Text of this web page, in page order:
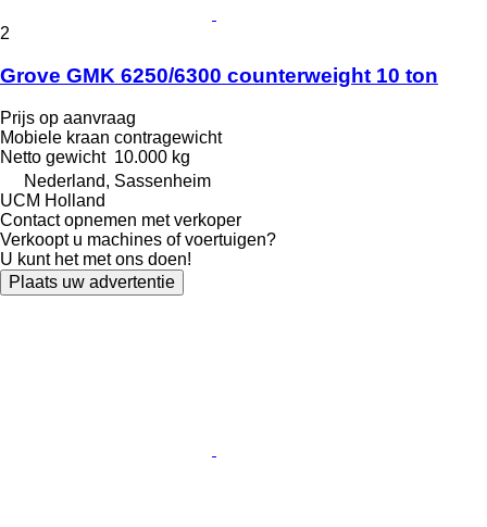
2
Grove GMK 6250/6300 counterweight 10 ton
Prijs op aanvraag
Mobiele kraan contragewicht
Netto gewicht 10.000 kg
Nederland, Sassenheim
UCM Holland
Contact opnemen met verkoper
Verkoopt u machines of voertuigen?
U kunt het met ons doen!
Plaats uw advertentie